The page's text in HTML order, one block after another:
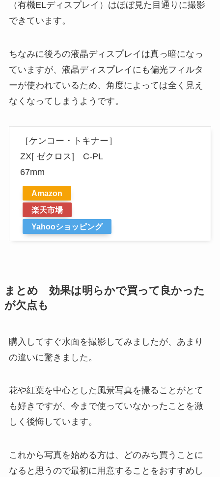
（有機ELディスプレイ）はほぼ見た目通りに撮影
できています。
ちなみに後ろの液晶ディスプレイは真っ暗になっ
ていますが、液晶ディスプレイにも偏光フィルタ
ーが使われているため、角度によっては全く見え
なくなってしまうようです。
［ケンコー・トキナー］
ZX[ ゼクロス] C-PL
67mm
Amazon
楽天市場
Yahooショッピング
まとめ 効果は明らかで買って良かった
が欠点も
購入してすぐ水面を撮影してみましたが、あまり
の違いに驚きました。
花や紅葉を中心とした風景写真を撮ることがとて
も好きですが、今まで使っていなかったことを激
しく後悔しています。
これから写真を始める方は、どのみち買うことに
なると思うので最初に用意することをおすすめし